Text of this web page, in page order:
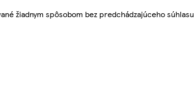
žiadnym spôsobom bez predchádzajúceho súhlasu